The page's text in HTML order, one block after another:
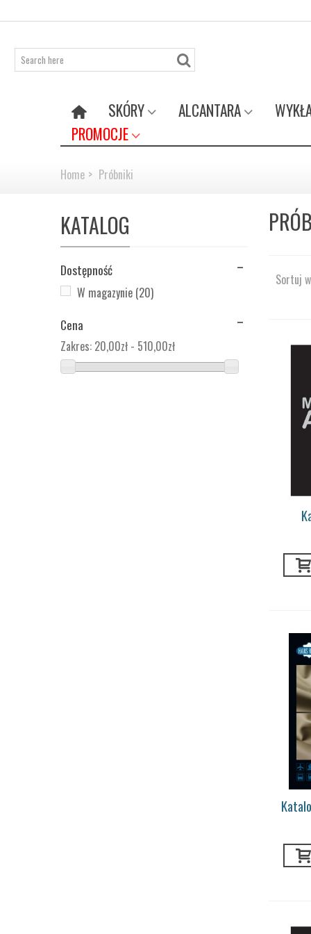
SKÓRY ALCANTARA
PROMOCJE
Home > Próbniki
KATALOG
Dostępność
W magazynie (20)
Cena
Zakres: 20,00zł - 510,00zł
Sortuj